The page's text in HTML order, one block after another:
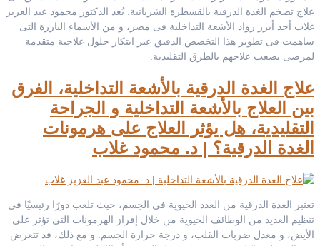
علاج تضخم الغدة الدرقية بالقسطرة الشريانية. يُعد الدكتور محمود عبد العزيز
غلاب أحد أبرز رواد الأشعة التداخلية فى مصر، و من الأسماء البارزة التى
ساهمت فى تطوير هذا التخصص الدقيق عبر ابتكار حلول علاجية متقدمة
لمرضى يصعب علاجهم بالطرق التقليدية.
علاج الغدة الدرقية بالأشعة التداخلية، الفرق
بين العلاج بالأشعة التداخلية و الجراحة
التقليدية، هل يؤثر العلاج على هرمونات
الغدة الدرقية؟ | د. محمود غلاب
تعتبر الغدة الدرقية من الغدد الحيوية فى الجسم، حيث تلعب دورًا رئيسيًا فى
تنظيم العديد من الوظائف الحيوية من خلال إفراز الهرمونات التى تؤثر على
الأيض، و معدل ضربات القلب، و درجة حرارة الجسم. و مع ذلك، قد تتعرض